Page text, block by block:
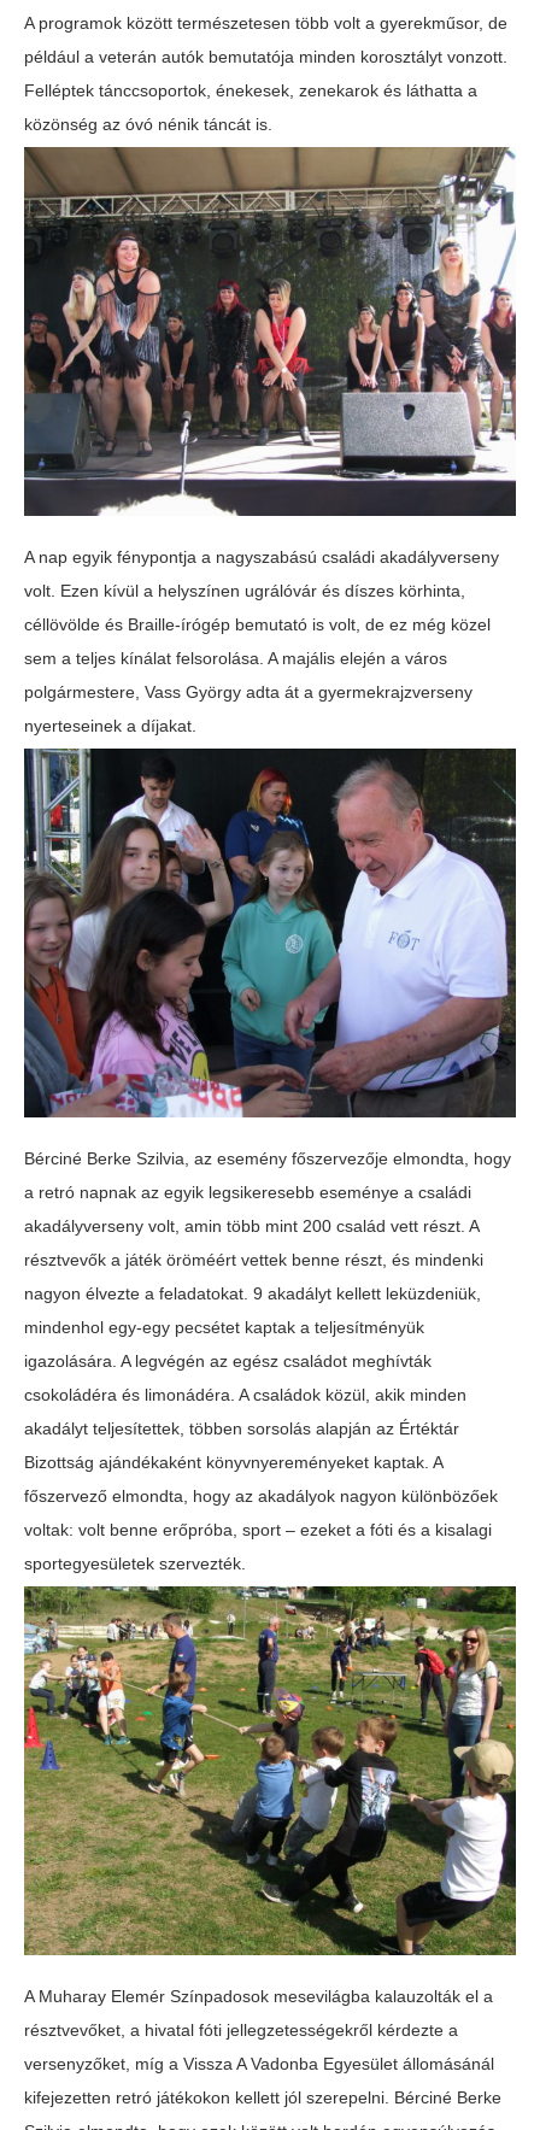
A programok között természetesen több volt a gyerekműsor, de
például a veterán autók bemutatója minden korosztályt vonzott.
Felléptek tánccsoportok, énekesek, zenekarok és láthatta a
közönség az óvó nénik táncát is.
A nap egyik fénypontja a nagyszabású családi akadályverseny
volt. Ezen kívül a helyszínen ugrálóvár és díszes körhinta,
céllövölde és Braille-írógép bemutató is volt, de ez még közel
sem a teljes kínálat felsorolása. A majális elején a város
polgármestere, Vass György adta át a gyermekrajzverseny
nyerteseinek a díjakat.
Bérciné Berke Szilvia, az esemény főszervezője elmondta, hogy
a retró napnak az egyik legsikeresebb eseménye a családi
akadályverseny volt, amin több mint 200 család vett részt. A
résztvevők a játék öröméért vettek benne részt, és mindenki
nagyon élvezte a feladatokat. 9 akadályt kellett leküzdeniük,
mindenhol egy-egy pecsétet kaptak a teljesítményük
igazolására. A legvégén az egész családot meghívták
csokoládéra és limonádéra. A családok közül, akik minden
akadályt teljesítettek, többen sorsolás alapján az Értéktár
Bizottság ajándékaként könyvnyereményeket kaptak. A
főszervező elmondta, hogy az akadályok nagyon különbözőek
voltak: volt benne erőpróba, sport – ezeket a fóti és a kisalagi
sportegyesületek szervezték.
A Muharay Elemér Színpadosok mesevilágba kalauzolták el a
résztvevőket, a hivatal fóti jellegzetességekről kérdezte a
versenyzőket, míg a Vissza A Vadonba Egyesület állomásánál
kifejezetten retró játékokon kellett jól szerepelni. Bérciné Berke